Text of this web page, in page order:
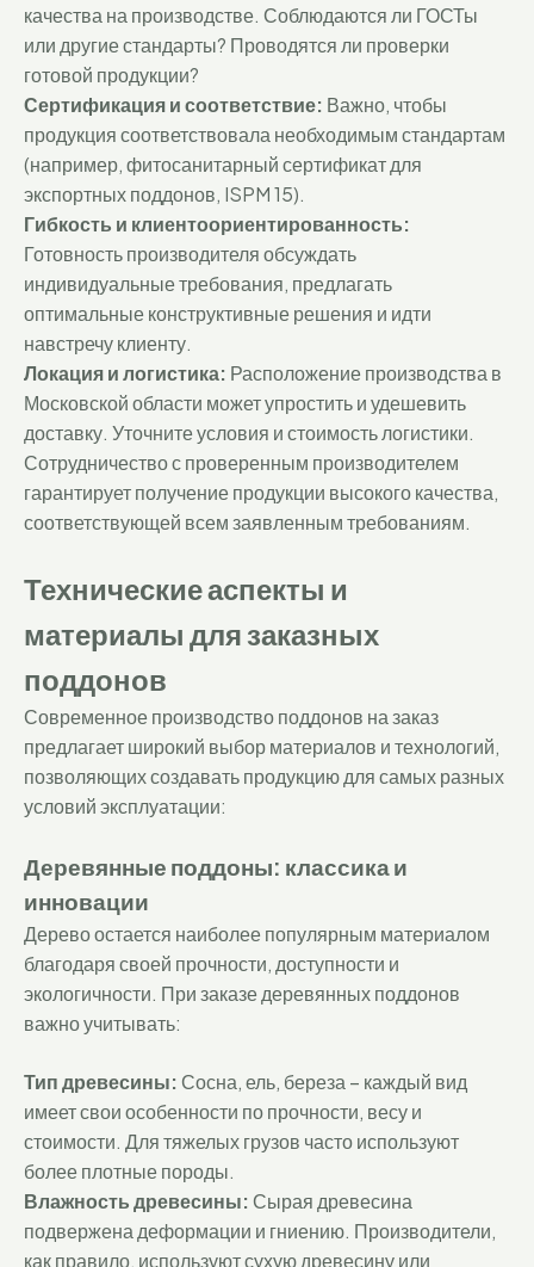
качества на производстве. Соблюдаются ли ГОСТы
или другие стандарты? Проводятся ли проверки
готовой продукции?
Сертификация и соответствие: Важно, чтобы
продукция соответствовала необходимым стандартам
(например, фитосанитарный сертификат для
экспортных поддонов, ISPM 15).
Гибкость и клиентоориентированность:
Готовность производителя обсуждать
индивидуальные требования, предлагать
оптимальные конструктивные решения и идти
навстречу клиенту.
Локация и логистика: Расположение производства в
Московской области может упростить и удешевить
доставку. Уточните условия и стоимость логистики.
Сотрудничество с проверенным производителем
гарантирует получение продукции высокого качества,
соответствующей всем заявленным требованиям.
Технические аспекты и
материалы для заказных
поддонов
Современное производство поддонов на заказ
предлагает широкий выбор материалов и технологий,
позволяющих создавать продукцию для самых разных
условий эксплуатации:
Деревянные поддоны: классика и
инновации
Дерево остается наиболее популярным материалом
благодаря своей прочности, доступности и
экологичности. При заказе деревянных поддонов
важно учитывать:
Тип древесины:Сосна, ель, береза – каждый вид
имеет свои особенности по прочности, весу и
стоимости. Для тяжелых грузов часто используют
более плотные породы.
Влажность древесины:Сырая древесина
подвержена деформации и гниению. Производители,
как правило, используют сухую древесину или